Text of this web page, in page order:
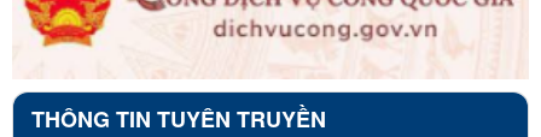
THÔNG TIN TUYÊN TRUYỀN